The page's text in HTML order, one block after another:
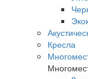
Кресла